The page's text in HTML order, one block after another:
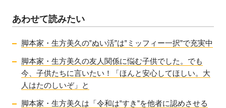
あわせて読みたい
脚本家・生方美久の‟ぬい活”は‟ミッフィー一択”で充実中
脚本家・生方美久の友人関係に悩む子供でした。でも
今、子供たちに言いたい！「ほんと安心してほしい。大
人はたのしいぞ」と
脚本家・生方美久は「令和は‟すき”を他者に認めさせる